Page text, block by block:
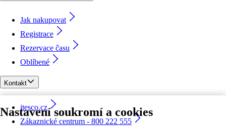
Nastavení soukromí a cookies
Jak nakupovat
Registrace
Rezervace času
Oblíbené
Kontakt
itesco.cz
Zákaznické centrum - 800 222 555